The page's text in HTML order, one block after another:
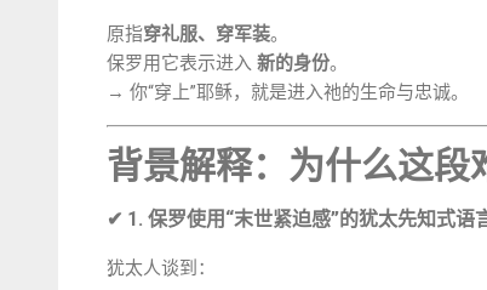
原指穿礼服、穿军装。
保罗用它表示进入 新的身份。
→ 你“穿上”耶稣，就是进入祂的生命与忠诚。
背景解释：为什么这段
✔ 1. 保罗使用“末世紧迫感”的犹太先知式语
犹太人谈到：